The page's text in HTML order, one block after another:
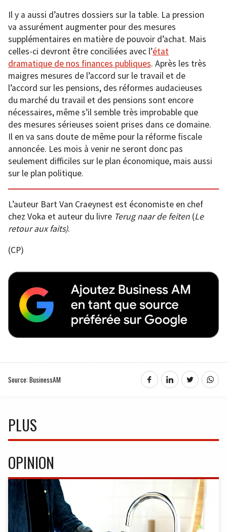
Il y a aussi d’autres dossiers sur la table. La pression
va assurément augmenter pour des mesures
supplémentaires en matière de pouvoir d’achat. Mais
celles-ci devront être conciliées avec l’état
dramatique de nos finances publiques. Après les très
maigres mesures de l’accord sur le travail et de
l’accord sur les pensions, des réformes audacieuses
du marché du travail et des pensions sont encore
nécessaires, même s’il semble très improbable que
des mesures sérieuses soient prises dans ce domaine.
Il en va sans doute de même pour la réforme fiscale
annoncée. Les mois à venir ne seront donc pas
seulement difficiles sur le plan économique, mais aussi
sur le plan politique.
L’auteur Bart Van Craeynest est économiste en chef
chez Voka et auteur du livre Terug naar de feiten (Le
retour aux faits).
(CP)
Source: BusinessAM
PLUS
OPINION